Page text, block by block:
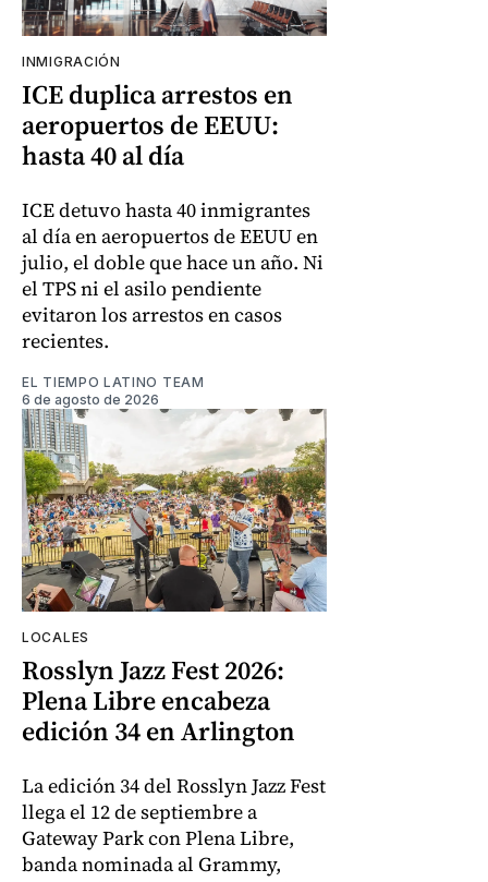
INMIGRACIÓN
ICE duplica arrestos en
aeropuertos de EEUU:
hasta 40 al día
ICE detuvo hasta 40 inmigrantes
al día en aeropuertos de EEUU en
julio, el doble que hace un año. Ni
el TPS ni el asilo pendiente
evitaron los arrestos en casos
recientes.
EL TIEMPO LATINO TEAM
6 de agosto de 2026
LOCALES
Rosslyn Jazz Fest 2026:
Plena Libre encabeza
edición 34 en Arlington
La edición 34 del Rosslyn Jazz Fest
llega el 12 de septiembre a
Gateway Park con Plena Libre,
banda nominada al Grammy,